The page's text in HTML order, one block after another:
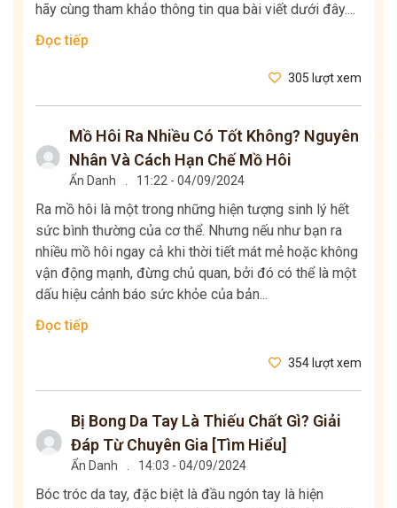
hãy cùng tham khảo thông tin qua bài viết dưới đây....
Đọc tiếp
305 lượt xem
Mồ Hôi Ra Nhiều Có Tốt Không? Nguyên
Nhân Và Cách Hạn Chế Mồ Hôi
Ẩn Danh . 11:22 - 04/09/2024
Ra mồ hôi là một trong những hiện tượng sinh lý hết
sức bình thường của cơ thể. Nhưng nếu như bạn ra
nhiều mồ hôi ngay cả khi thời tiết mát mẻ hoặc không
vận động mạnh, đừng chủ quan, bởi đó có thể là một
dấu hiệu cảnh báo sức khỏe của bản...
Đọc tiếp
354 lượt xem
Bị Bong Da Tay Là Thiếu Chất Gì? Giải
Đáp Từ Chuyên Gia [Tìm Hiểu]
Ẩn Danh . 14:03 - 04/09/2024
Bóc tróc da tay, đặc biệt là đầu ngón tay là hiện